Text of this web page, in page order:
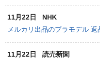
11月22日
NHK
メルカリ出品のプラモデル
11月22日
読売新聞